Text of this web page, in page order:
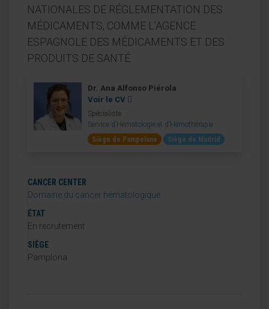
NATIONALES DE RÉGLEMENTATION DES
MÉDICAMENTS, COMME L’AGENCE
ESPAGNOLE DES MÉDICAMENTS ET DES
PRODUITS DE SANTÉ.
Dr. Ana Alfonso Piérola
Voir le CV
Spécialiste
Service d’Hématologie et d’Hémothérapie
Siège de Pampelune
Siège de Madrid
CANCER CENTER
Domaine du cancer hématologique
ÉTAT
En recrutement
SIÈGE
Pamplona